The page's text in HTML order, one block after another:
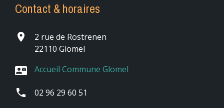
Contact & horaires
place
2 rue de Rostrenen
22110 Glomel
contact_mail Accueil Commune Glomel
phone 02 96 29 60 51